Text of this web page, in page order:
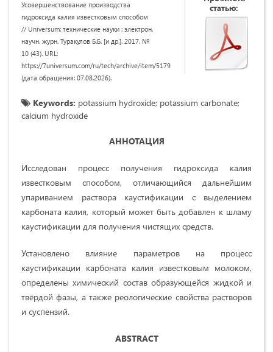
Усовершенствование производства
гидроксида калия известковым способом
// Universum: технические науки : электрон.
научн. журн. Туракулов Б.Б. [и др.]. 2017. №
10 (43). URL:
https://7universum.com/ru/tech/archive/item/5179
(дата обращения: 07.08.2026).
статью:
Keywords: potassium hydroxide; potassium carbonate;
calcium hydroxide
АННОТАЦИЯ
Исследован процесс получения гидроксида калия
известковым способом, отличающийся дальнейшим
упариванием раствора каустификации с выделением
карбоната калия, который может быть добавлен к шламу
каустификации для получения чистящих средств.
Установлено влияние параметров на процесс
каустификации карбоната калия известковым молоком,
определены химический состав образующейся жидкой и
твёрдой фазы, а также реологические свойства растворов
и суспензий.
ABSTRACT